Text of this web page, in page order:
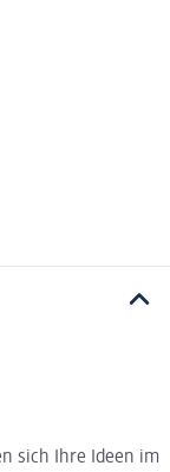
sich Ihre Ideen im